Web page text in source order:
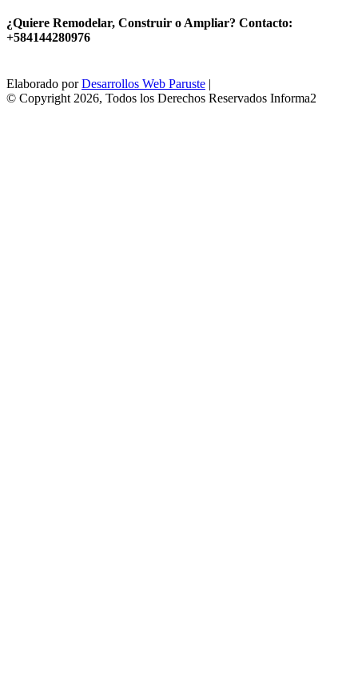
¿Quiere Remodelar, Construir o Ampliar? Contacto:
+584144280976
Elaborado porDesarrollos Web Paruste |
© Copyright 2026, Todos los Derechos Reservados Informa2